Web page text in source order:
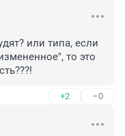
или типа, если
то это
+2 –0